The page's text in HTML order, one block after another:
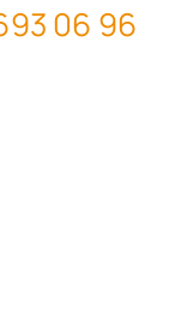
06 96